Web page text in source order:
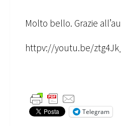
Molto bello. Grazie
httpv://youtu.be/
Telegram